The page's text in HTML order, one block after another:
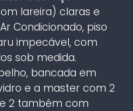
lareira) claras e
Condicionado, piso
impecável, com
sob medida.
bancada em
e a master com 2
2 também com